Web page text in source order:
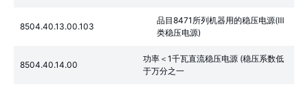
8504.40.13.00.103
品目8471所列机器用的稳压电源(Ⅲ
类稳压电源)
8504.40.14.00
功率＜1千瓦直流稳压电源 (稳压系数低
于万分之一